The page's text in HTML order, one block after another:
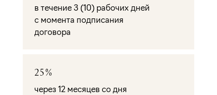
в течение 3 (10) рабочих дней
с момента подписания
договора
25%
через 12 месяцев со дня